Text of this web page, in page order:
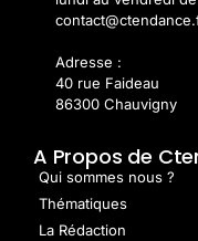
Adresse :
40 rue Faideau
86300 Chauvigny
A Propos de
Qui sommes nous ?
Thématiques
La Rédaction